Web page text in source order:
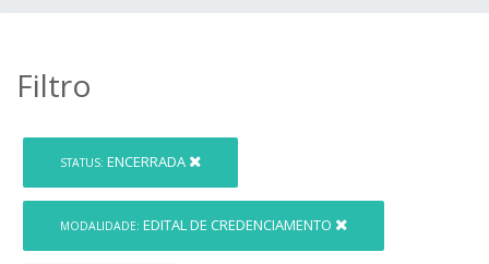
Filtro
STATUS: ENCERRADA
MODALIDADE: EDITAL DE CREDENCIAMENTO